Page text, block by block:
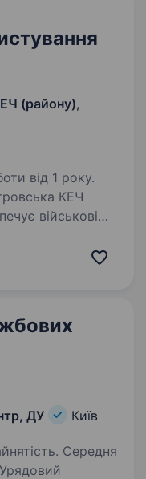
(району),
від 1 року.
КЕЧ
військові
ДУ
Київ
Середня